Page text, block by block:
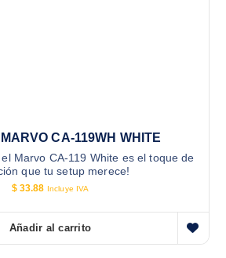
CA-119WH WHITE
Marvo CA-119 White es el toque de
que tu setup merece!
$33.88 Incluye IVA
Añadir al carrito